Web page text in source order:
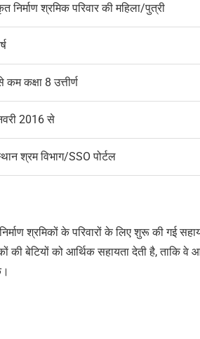
निर्माण श्रमिक परिवार की महिला/पुत्री
कक्षा 8 उत्तीर्ण
2016 से
श्रम विभाग/SSO पोर्टल
श्रमिकों के परिवारों के लिए शुरू की गई
की बेटियों को आर्थिक सहायता देती है, ताकि